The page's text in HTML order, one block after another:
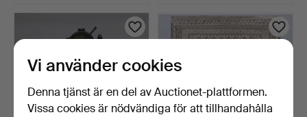
Vi använder cookies
Denna tjänst är en del av Auctionet-plattformen.
Vissa cookies är nödvändiga för att tillhandahålla